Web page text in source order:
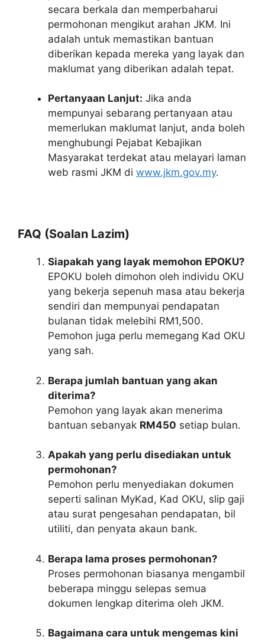
secara berkala dan memperbaharui
permohonan mengikut arahan JKM. Ini
adalah untuk memastikan bantuan
diberikan kepada mereka yang layak dan
maklumat yang diberikan adalah tepat.
Pertanyaan Lanjut: Jika anda
mempunyai sebarang pertanyaan atau
memerlukan maklumat lanjut, anda boleh
menghubungi Pejabat Kebajikan
Masyarakat terdekat atau melayari laman
web rasmi JKM di www.jkm.gov.my.
FAQ (Soalan Lazim)
Siapakah yang layak memohon EPOKU?
EPOKU boleh dimohon oleh individu OKU
yang bekerja sepenuh masa atau bekerja
sendiri dan mempunyai pendapatan
bulanan tidak melebihi RM1,500.
Pemohon juga perlu memegang Kad OKU
yang sah.
Berapa jumlah bantuan yang akan
diterima?
Pemohon yang layak akan menerima
bantuan sebanyak RM450 setiap bulan.
Apakah yang perlu disediakan untuk
permohonan?
Pemohon perlu menyediakan dokumen
seperti salinan MyKad, Kad OKU, slip gaji
atau surat pengesahan pendapatan, bil
utiliti, dan penyata akaun bank.
Berapa lama proses permohonan?
Proses permohonan biasanya mengambil
beberapa minggu selepas semua
dokumen lengkap diterima oleh JKM.
Bagaimana cara untuk mengemas kini